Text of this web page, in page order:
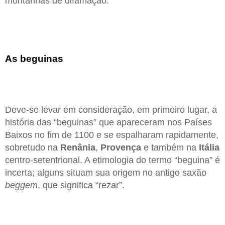
As beguinas
Deve-se levar em consideração, em primeiro lugar, a
história das “beguinas” que apareceram nos Países
Baixos no fim de 1100 e se espalharam rapidamente,
sobretudo na Renânia, Provença e também na Itália
centro-setentrional. A etimologia do termo “beguina” é
incerta; alguns situam sua origem no antigo saxão
beggem, que significa “rezar”.